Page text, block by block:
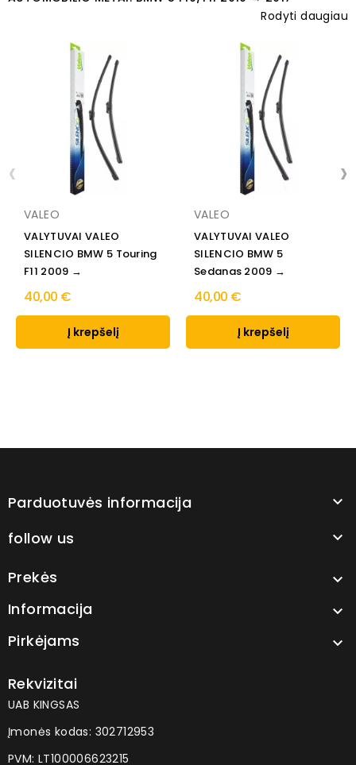
Rodyti daugiau
VALEO
VALYTUVAI VALEO
SILENCIO BMW 5 Touring
F11 2009 →
40,00 €
Į krepšelį
VALEO
VALYTUVAI VALEO
SILENCIO BMW 5
Sedanas 2009 →
40,00 €
Į krepšelį
‹ ›
Parduotuvės informacija 
follow us 
Prekės 
Informacija 
Pirkėjams 
Rekvizitai
UAB KINGSAS
Įmonės kodas: 302712953
PVM: LT100006623215